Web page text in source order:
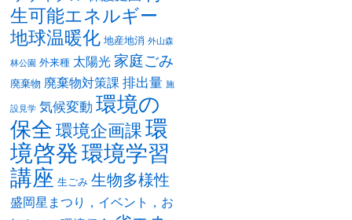
生可能エネルギー
地球温暖化 地産地消 外山森
林公園 外来種 太陽光 家庭ごみ
廃棄物 廃棄物対策課 排出量 施
設見学 気候変動 環境の
保全 環境企画課 環
境啓発環境学習
講座 生ごみ 生物多様性
盛岡星まつり，イベント，お